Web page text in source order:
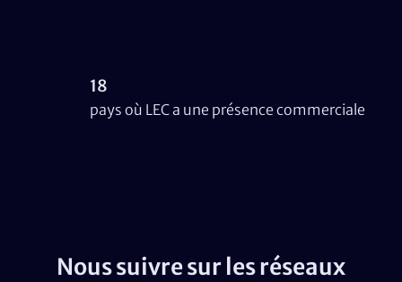
18
pays où LEC a une présence commerciale
Nous suivre sur les réseaux